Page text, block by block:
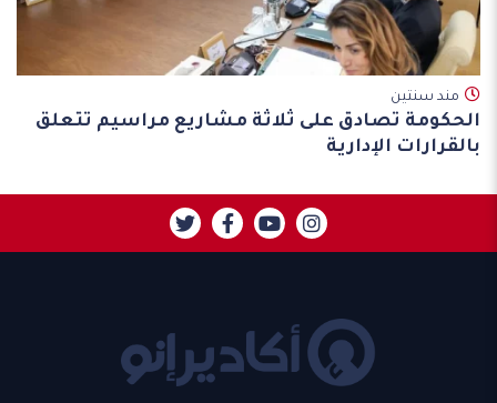
مند سنتين
الحكومة تصادق على ثلاثة مشاريع مراسيم تتعلق
بالقرارات الإدارية